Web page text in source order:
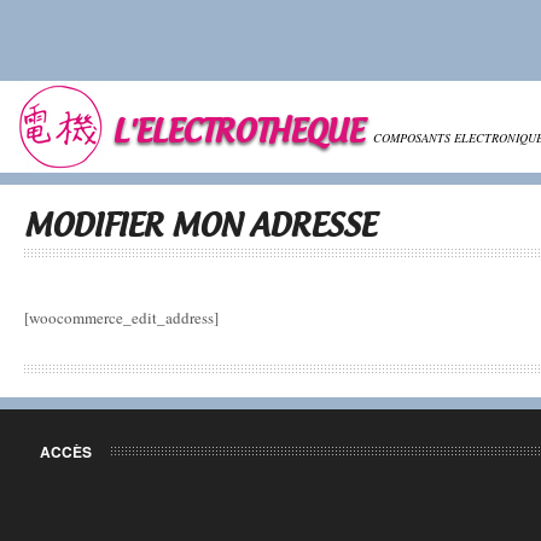
L'ELECTROTHEQUE COMPOSANTS
MODIFIER MON ADRESSE
[woocommerce_edit_address]
ACCÈS